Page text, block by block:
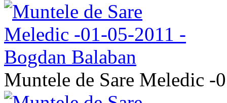
Muntele de Sare Meledic -